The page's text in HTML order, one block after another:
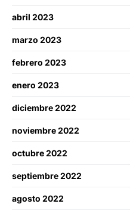
abril 2023
marzo 2023
febrero 2023
enero 2023
diciembre 2022
noviembre 2022
octubre 2022
septiembre 2022
agosto 2022